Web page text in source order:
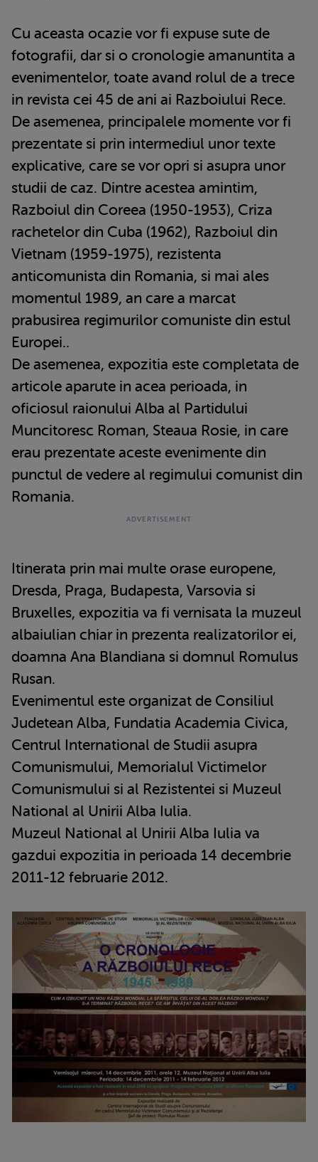
Cu aceasta ocazie vor fi expuse sute de
fotografii, dar si o cronologie amanuntita a
evenimentelor, toate avand rolul de a trece
in revista cei 45 de ani ai Razboiului Rece.
De asemenea, principalele momente vor fi
prezentate si prin intermediul unor texte
explicative, care se vor opri si asupra unor
studii de caz. Dintre acestea amintim,
Razboiul din Coreea (1950-1953), Criza
rachetelor din Cuba (1962), Razboiul din
Vietnam (1959-1975), rezistenta
anticomunista din Romania, si mai ales
momentul 1989, an care a marcat
prabusirea regimurilor comuniste din estul
Europei..
De asemenea, expozitia este completata de
articole aparute in acea perioada, in
oficiosul raionului Alba al Partidului
Muncitoresc Roman, Steaua Rosie, in care
erau prezentate aceste evenimente din
punctul de vedere al regimului comunist din
Romania.
Itinerata prin mai multe orase europene,
Dresda, Praga, Budapesta, Varsovia si
Bruxelles, expozitia va fi vernisata la muzeul
albaiulian chiar in prezenta realizatorilor ei,
doamna Ana Blandiana si domnul Romulus
Rusan.
Evenimentul este organizat de Consiliul
Judetean Alba, Fundatia Academia Civica,
Centrul International de Studii asupra
Comunismului, Memorialul Victimelor
Comunismului si al Rezistentei si Muzeul
National al Unirii Alba Iulia.
Muzeul National al Unirii Alba Iulia va
gazdui expozitia in perioada 14 decembrie
2011-12 februarie 2012.